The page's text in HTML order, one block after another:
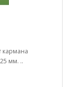
кармана
мм. ..